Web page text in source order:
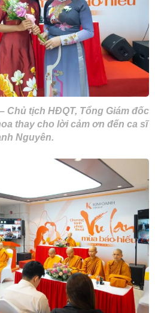
Chủ tịch HĐQT, Tổng Giám đốc
thay cho lời cảm ơn đến ca sĩ
Nguyên.